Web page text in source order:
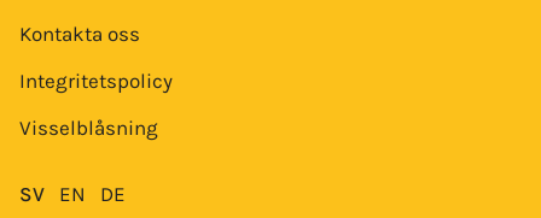
Kontakta oss
Integritetspolicy
Visselblåsning
SV EN DE